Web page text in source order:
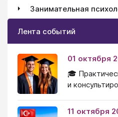
Занимательная
Лента событий
01 октября
🎓
и
11 октября